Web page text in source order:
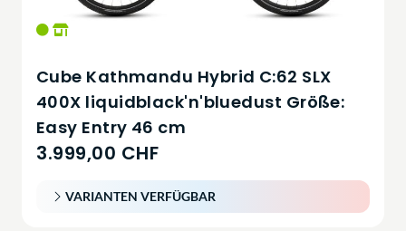
Cube Kathmandu Hybrid C:62 SLX
400X liquidblack'n'bluedust Größe:
Easy Entry 46 cm
3.999,00 CHF
VARIANTEN VERFÜGBAR